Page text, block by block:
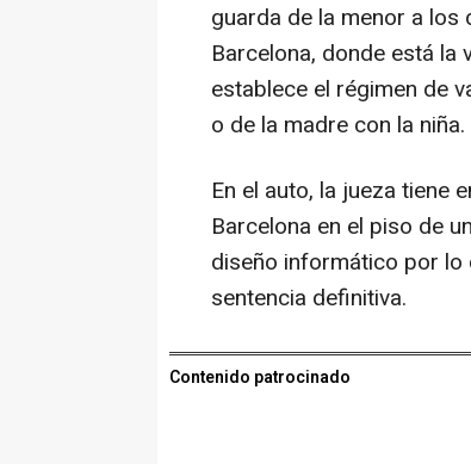
guarda de la menor a
Barcelona, donde está la
establece el régimen de
o de la madre con la niña.
En el auto, la jueza tiene
Barcelona en el piso de
diseño informático por lo
sentencia definitiva.
Contenido patrocinado